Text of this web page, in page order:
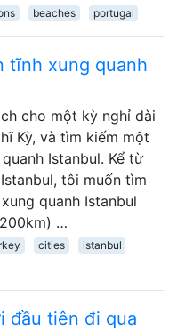
beaches portugal
tĩnh xung quanh
cho một kỳ nghỉ dài
Kỳ, và tìm kiếm một
Istanbul. Kể từ
tôi muốn tìm
quanh Istanbul
…
cities
istanbul
đầu tiên đi qua